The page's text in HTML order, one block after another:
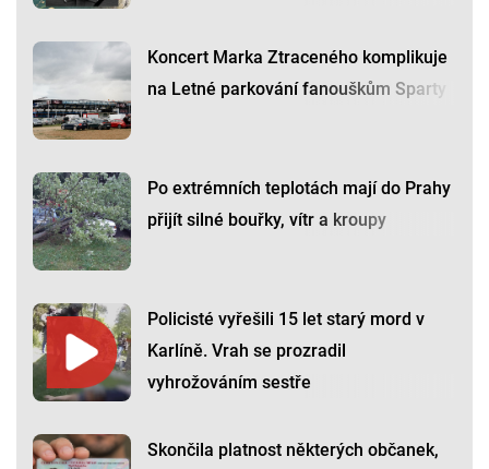
Koncert Marka Ztraceného komplikuje
na Letné parkování fanouškům Sparty
Po extrémních teplotách mají do Prahy
přijít silné bouřky, vítr a kroupy
Policisté vyřešili 15 let starý mord v
Karlíně. Vrah se prozradil
vyhrožováním sestře
Skončila platnost některých občanek,